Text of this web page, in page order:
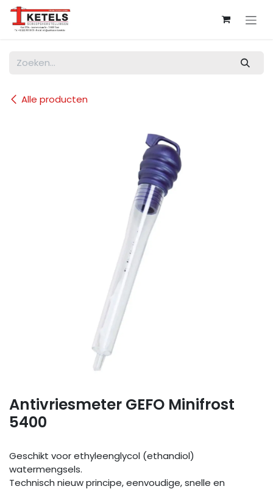
Overslaan naar inhoud
Alle producten
Antivriesmeter GEFO Minifrost
5400
Geschikt voor ethyleenglycol (ethandiol)
watermengsels.
Technisch nieuw principe, eenvoudige, snelle en